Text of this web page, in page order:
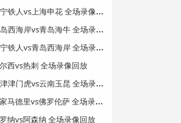
0
8月02日 中超第21轮 辽宁铁人vs上海申花 全场录像回放
0
8月02日 中超第21轮 青岛西海岸vs青岛海牛 全场录像回放
0
7月25日 中超第20轮 辽宁铁人vs青岛西海岸 全场录像回放
西vs热刺 全场录像回放
0
8月01日 中超第21轮 天津津门虎vs云南玉昆 全场录像回放
0
8月02日 足球友谊赛 皇家马德里vs佛罗伦萨 全场录像回放
纳vs阿森纳 全场录像回放